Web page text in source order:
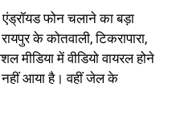
फोन चलाने का बड़ा
के कोतवाली, टिकरापारा,
मीडिया में वीडियो वायरल होने
आया है। वहीं जेल के